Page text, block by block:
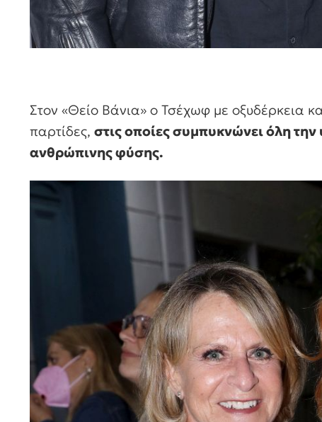
Στον «Θείο Βάνια» ο Τσέχωφ με οξυδέρκεια
παρτίδες, στις οποίες συμπυκνώνει όλη
ανθρώπινης φύσης.